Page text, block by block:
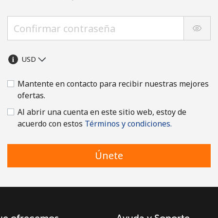
Mantente en contacto para recibir nuestras mejores
ofertas.
Al abrir una cuenta en este sitio web, estoy de
acuerdo con estos Términos y condiciones.
Únete